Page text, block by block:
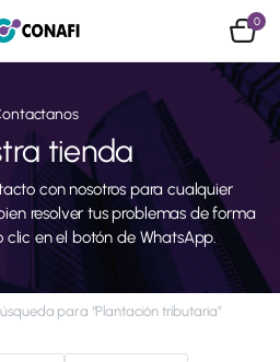
0
tienda
con nosotros para cualquier
resolver tus problemas de forma
en el botón de WhatsApp.
para “Plantación tributaria”